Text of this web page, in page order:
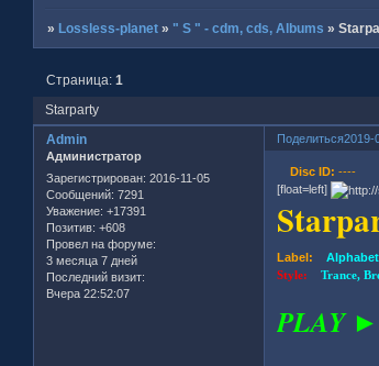
» Lossless-planet » " S " - cdm, cds, Albums »
Starparty
Страница:1
Поделиться2019-
Admin
Администратор
Зарегистрирован: 2016-11-05
Сообщений: 7291
Уважение: +17391
Позитив: +608
Провел на форуме:
3 месяца 7 дней
Последний визит:
Вчера 22:52:07
Disc ID: ----
[float=left]
Label: Alphabet
Style:Trance,
PLAY